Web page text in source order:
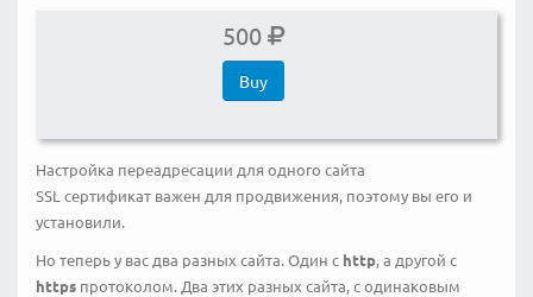
500
Buy
Настройка переадресации для одного сайта
SSL сертификат важен для продвижения, поэтому вы его и
установили.
Но теперь у вас два разных сайта. Один с http, а другой с
https протоколом. Два этих разных сайта, с одинаковым